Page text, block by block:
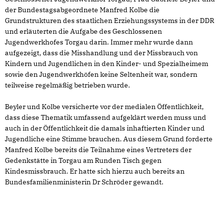
der Bundestagsabgeordnete Manfred Kolbe die
Grundstrukturen des staatlichen Erziehungssystems in der DDR
und erläuterten die Aufgabe des Geschlossenen
Jugendwerkhofes Torgau darin. Immer mehr wurde dann
aufgezeigt, dass die Misshandlung und der Missbrauch von
Kindern und Jugendlichen in den Kinder- und Spezialheimem
sowie den Jugendwerkhöfen keine Seltenheit war, sondern
teilweise regelmäßig betrieben wurde.
Beyler und Kolbe versicherte vor der medialen Öffentlichkeit,
dass diese Thematik umfassend aufgeklärt werden muss und
auch in der Öffentlichkeit die damals inhaftierten Kinder und
Jugendliche eine Stimme brauchen. Aus diesem Grund forderte
Manfred Kolbe bereits die Teilnahme eines Vertreters der
Gedenkstätte in Torgau am Runden Tisch gegen
Kindesmissbrauch. Er hatte sich hierzu auch bereits an
Bundesfamilienministerin Dr Schröder gewandt.